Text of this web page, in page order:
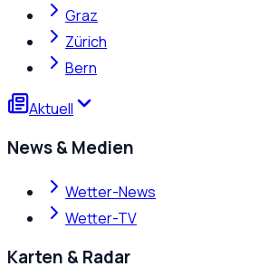
Graz
Zürich
Bern
Aktuell
News & Medien
Wetter-News
Wetter-TV
Karten & Radar